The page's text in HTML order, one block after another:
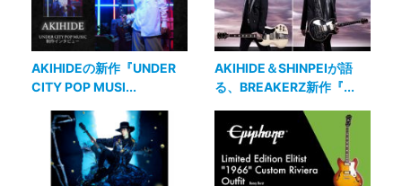
AKIHIDEの新作『UNDER
CITY POP MUSI...
AKIHIDE＆SHINPEIが語
る、BREAKERZ新作『...